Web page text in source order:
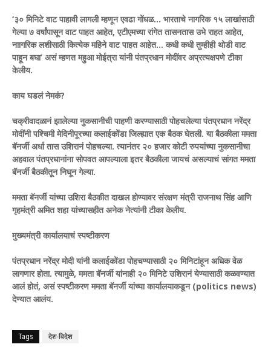
‘३० मिनिटे वाट पाहावी लागली म्हणून एवढा गोंधळ… भारताचे नागरिक १५ लाखांसाठी
गेल्या ७ वर्षांपासून वाट पाहत आहेत, एटीएमच्या रांगेत तासनतास उभे राहत आहेत,
नाागरिक लशीसाठी कित्येक महिने वाट पाहत आहेत… कधी कधी तुम्हीही थोडी वाट
पाहून बघा’ असं म्हणत महुआ मोईत्रा यांनी पंतप्रधान मोदींवर अप्रत्यक्षपणे टीका
केलीय.
काय घडलं नेमकं?
चक्रीवादळानं झालेल्या नुकसानीची पाहणी करण्यासाठी पोहचलेल्या पंतप्रधान नरेंद्र
मोदींनी पश्चिमी मेदिनीपूरच्या कलाईकोंडा जिल्ह्यात एक बैठक घेतली. या बैठकीला ममता
बॅनर्जी अर्धा तास उशिरानं पोहचल्या. त्यानंतर २० हजार कोटी रुपयांच्या नुकसानीचा
अहवाल पंतप्रधानांना सोपवत आपल्याला इतर बैठकीला जायचं असल्याचं सांगत ममता
बॅनर्जी बैठकीतून निघून गेल्या.
ममता बॅनर्जी यांच्या उशिरा बैठकीत दाखल होण्यावर संरक्षण मंत्री राजनाथ सिंह आणि
गृहमंत्री अमित शहा यांच्यासहीत अनेक नेत्यांनी टीका केलीय.
मुख्यमंत्री कार्यालयाचं स्पष्टीकरण
पंतप्रधान नरेंद्र मोदी यांनी कलाईकोंडा पोहचण्यासाठी २० मिनिटांहून अधिक वेळ
लागणार होता. त्यामुळे, ममता बॅनर्जी यांनाही २० मिनिटे उशिरानं येण्यासाठी कळवण्यात
आलं होतं, असं स्पष्टीकरण ममता बॅनर्जी यांच्या कार्यालयाकडून (politics news)
देण्यात आलंय.
Tags देश-विदेश